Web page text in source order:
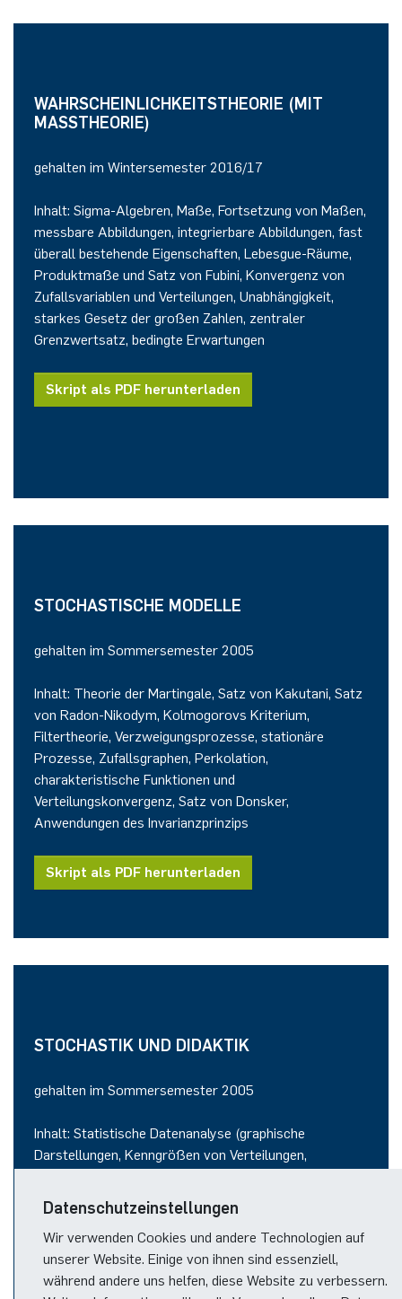
WAHRSCHEINLICHKEITSTHEORIE (MIT
MASSTHEORIE)
gehalten im Wintersemester 2016/17
Inhalt: Sigma-Algebren, Maße, Fortsetzung von Maßen,
messbare Abbildungen, integrierbare Abbildungen, fast
überall bestehende Eigenschaften, Lebesgue-Räume,
Produktmaße und Satz von Fubini, Konvergenz von
Zufallsvariablen und Verteilungen, Unabhängigkeit,
starkes Gesetz der großen Zahlen, zentraler
Grenzwertsatz, bedingte Erwartungen
Skript als PDF herunterladen
STOCHASTISCHE MODELLE
gehalten im Sommersemester 2005
Inhalt: Theorie der Martingale, Satz von Kakutani, Satz
von Radon-Nikodym, Kolmogorovs Kriterium,
Filtertheorie, Verzweigungsprozesse, stationäre
Prozesse, Zufallsgraphen, Perkolation,
charakteristische Funktionen und
Verteilungskonvergenz, Satz von Donsker,
Anwendungen des Invarianzprinzips
Skript als PDF herunterladen
STOCHASTIK UND DIDAKTIK
gehalten im Sommersemester 2005
Inhalt: Statistische Datenanalyse (graphische
Darstellungen, Kenngrößen von Verteilungen,
(allgemeines lineares Modell, Inferenz über eine
Wahrscheinlichkeit, Statistik normalverteilter
Zufallsgrößen); Simulationen (Simulation von
Zufallsvariablen, Simulation von Markov-Ketten,
Markov-Ketten-Monte-Carlo-Methode, Propp-Wilson-
Datenschutzeinstellungen
Wir verwenden Cookies und andere Technologien auf
unserer Website. Einige von ihnen sind essenziell,
während andere uns helfen, diese Website zu verbessern.